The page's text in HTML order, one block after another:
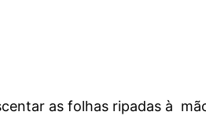
as folhas ripadas à